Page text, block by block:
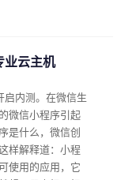
业云主机
启内测。在微信生
微信小程序引起
是什么，微信创
样解释道：小程
使用的应用，它